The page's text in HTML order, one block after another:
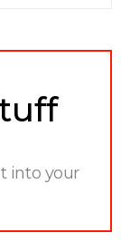
into your